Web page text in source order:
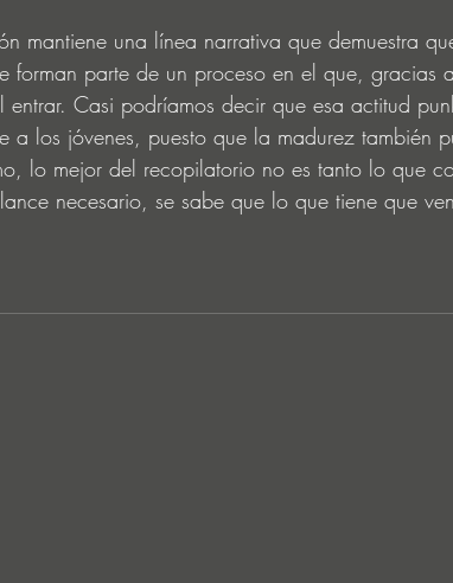
mantiene una línea narrativa que demuestra
forman parte de un proceso en el que, gracias
entrar. Casi podríamos decir que esa actitud
a los jóvenes, puesto que la madurez también
lo mejor del recopilatorio no es tanto lo que
necesario, se sabe que lo que tiene que